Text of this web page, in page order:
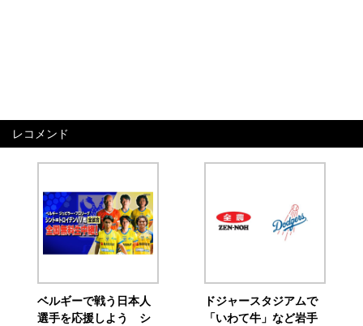
レコメンド
ベルギーで戦う日本人
選手を応援しよう シ
ドジャースタジアムで
「いわて牛」など岩手